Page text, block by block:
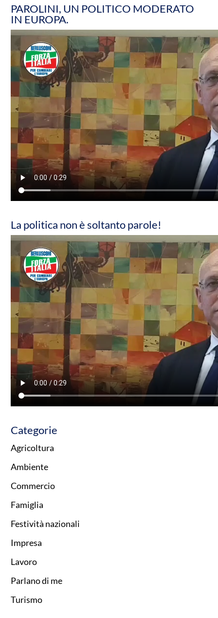
PAROLINI, UN POLITICO MODERATO
IN EUROPA.
La politica non è soltanto parole!
Categorie
Agricoltura
Ambiente
Commercio
Famiglia
Festività nazionali
Impresa
Lavoro
Parlano di me
Turismo